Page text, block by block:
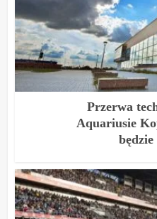
Przerwa
Aquariusie
będzie